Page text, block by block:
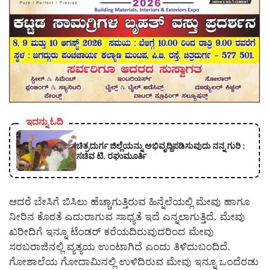
ಇದನ್ನು ಓದಿ
ಚಿತ್ರದುರ್ಗ ಜಿಲ್ಲೆಯನ್ನು ಅಭಿವೃದ್ದಿಪಡಿಸುವುದು ನನ್ನ ಗುರಿ :
ಸಚಿವ ಟಿ. ರಘುಮೂರ್ತಿ
ಆದರೆ ಬೇಸಿಗೆ ಬಿಸಿಲು ಹೆಚ್ಚಾಗುತ್ತಿರುವ ಹಿನ್ನೆಲೆಯಲ್ಲಿ ಮೇವು ಹಾಗೂ
ನೀರಿನ ಕೊರತೆ ಎದುರಾಗುವ ಸಾಧ್ಯತೆ ಇದೆ ಎನ್ನಲಾಗುತ್ತಿದೆ. ಮೇವು
ಖರೀದಿಗೆ ಇನ್ನೂ ಟೆಂಡರ್ ಕರೆಯದಿರುವುದರಿಂದ ಮೇವು
ಸರಬರಾಜಿನಲ್ಲಿ ವ್ಯತ್ಯಯ ಉಂಟಾಗಿದೆ ಎಂದು ತಿಳಿದುಬಂದಿದೆ.
ಗೋಶಾಲೆಯ ಗೋದಾಮಿನಲ್ಲಿ ಉಳಿದಿರುವ ಮೇವು ಇನ್ನೂ ಒಂದೆರಡು